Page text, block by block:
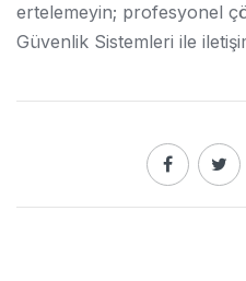
ertelemeyin; profesyonel
Güvenlik Sistemleri ile